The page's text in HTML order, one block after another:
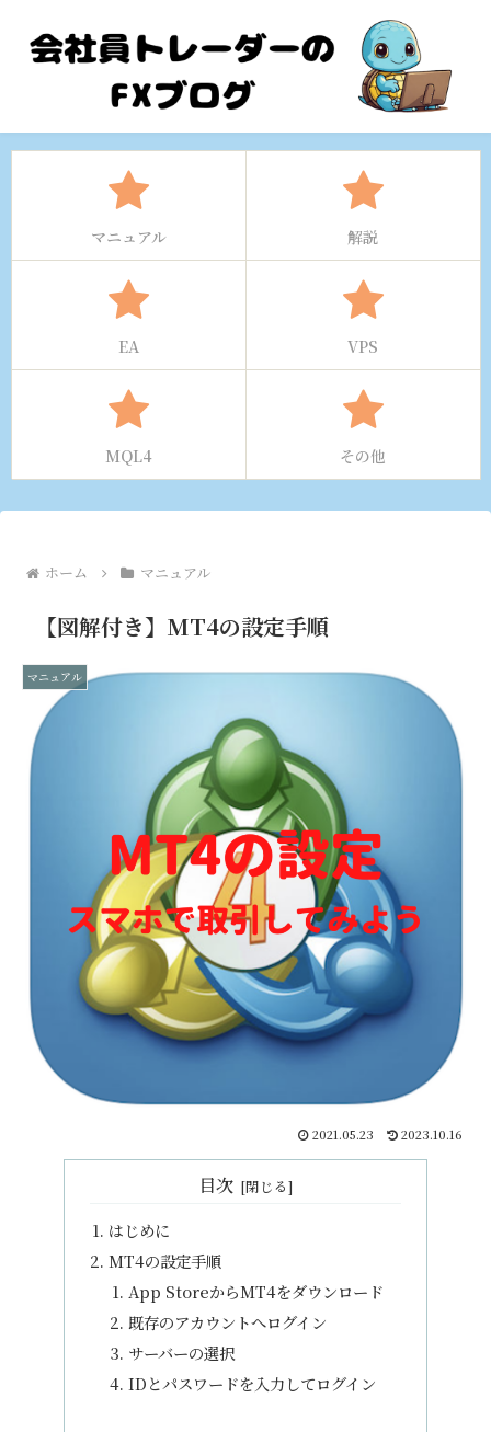
マニュアル 解説
EA VPS
MQL4 その他
ホーム マニュアル
【図解付き】MT4の設定手順
マニュアル
2021.05.23 2023.10.16
目次
はじめに
MT4の設定手順
App StoreからMT4をダウンロード
既存のアカウントへログイン
サーバーの選択
IDとパスワードを入力してログイン